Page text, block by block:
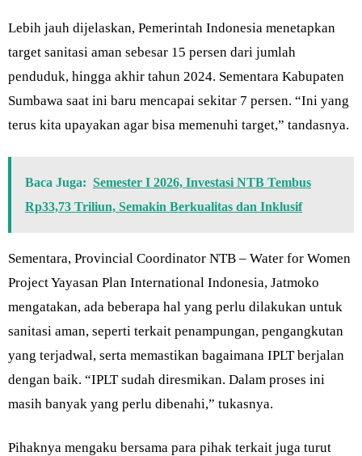
Lebih jauh dijelaskan, Pemerintah Indonesia menetapkan
target sanitasi aman sebesar 15 persen dari jumlah
penduduk, hingga akhir tahun 2024. Sementara Kabupaten
Sumbawa saat ini baru mencapai sekitar 7 persen. “Ini yang
terus kita upayakan agar bisa memenuhi target,” tandasnya.
Baca Juga: Semester I 2026, Investasi NTB Tembus
Rp33,73 Triliun, Semakin Berkualitas dan Inklusif
Sementara, Provincial Coordinator NTB – Water for Women
Project Yayasan Plan International Indonesia, Jatmoko
mengatakan, ada beberapa hal yang perlu dilakukan untuk
sanitasi aman, seperti terkait penampungan, pengangkutan
yang terjadwal, serta memastikan bagaimana IPLT berjalan
dengan baik. “IPLT sudah diresmikan. Dalam proses ini
masih banyak yang perlu dibenahi,” tukasnya.
Pihaknya mengaku bersama para pihak terkait juga turut